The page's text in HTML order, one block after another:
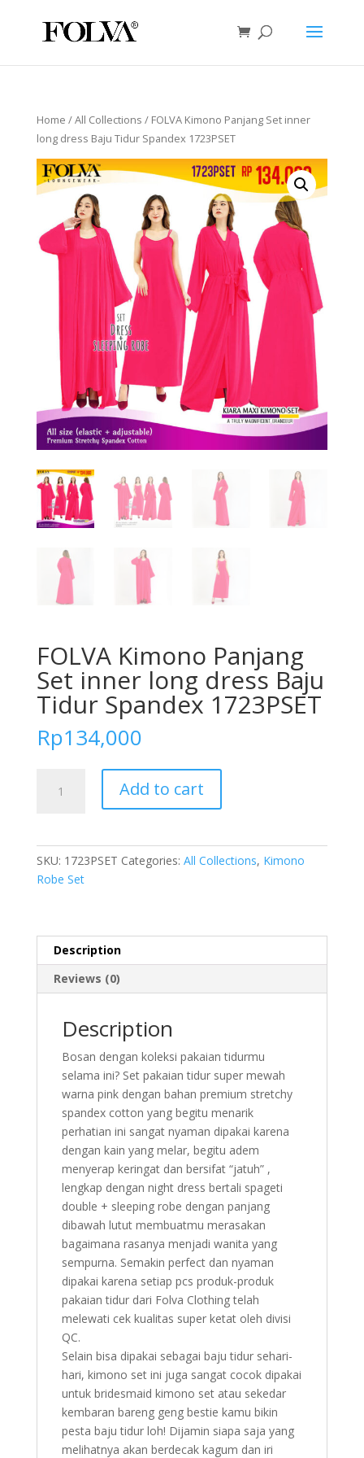
Home /All Collections / FOLVA Kimono Panjang Set inner
long dress Baju Tidur Spandex 1723PSET
FOLVA Kimono Panjang
Set inner long dress Baju
Tidur Spandex 1723PSET
Rp134,000
Kimono
long
Spandex
1723PSET
quantity
Add to cart
SKU: 1723PSET Categories: All Collections, Kimono
Robe Set
Description
Reviews (0)
Description
Bosan dengan koleksi pakaian tidurmu
selama ini? Set pakaian tidur super mewah
warna pink dengan bahan premium stretchy
spandex cotton yang begitu menarik
perhatian ini sangat nyaman dipakai karena
dengan kain yang melar, begitu adem
menyerap keringat dan bersifat “jatuh” ,
lengkap dengan night dress bertali spageti
double + sleeping robe dengan panjang
dibawah lutut membuatmu merasakan
bagaimana rasanya menjadi wanita yang
sempurna. Semakin perfect dan nyaman
dipakai karena setiap pcs produk-produk
pakaian tidur dari Folva Clothing telah
melewati cek kualitas super ketat oleh divisi
QC.
Selain bisa dipakai sebagai baju tidur sehari-
hari, kimono set ini juga sangat cocok dipakai
untuk bridesmaid kimono set atau sekedar
kembaran bareng geng bestie kamu bikin
pesta baju tidur loh! Dijamin siapa saja yang
melihatnya akan berdecak kagum dan iri